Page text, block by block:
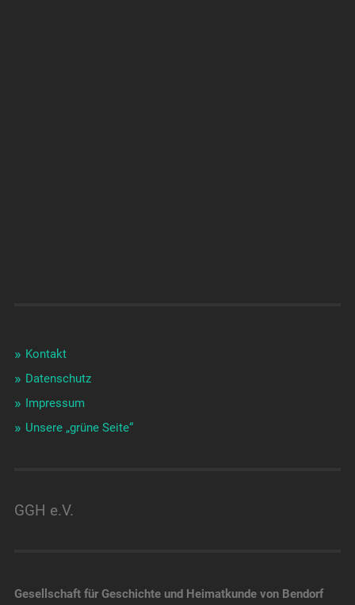
Kontakt
Datenschutz
Impressum
Unsere „grüne Seite“
GGH e.V.
Gesellschaft für Geschichte und Heimatkunde von Bendorf